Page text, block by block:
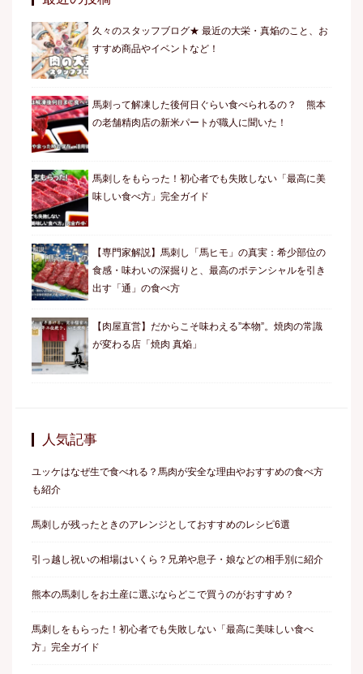
久々のスタッフブログ★ 最近の大栄・真焔のこと、お
すすめ商品やイベントなど！
馬刺って解凍した後何日ぐらい食べられるの？ 熊本
の老舗精肉店の新米パートが職人に聞いた！
馬刺しをもらった！初心者でも失敗しない「最高に美
味しい食べ方」完全ガイド
【専門家解説】馬刺し「馬ヒモ」の真実：希少部位の
食感・味わいの深掘りと、最高のポテンシャルを引き
出す「通」の食べ方
【肉屋直営】だからこそ味わえる”本物”。焼肉の常識
が変わる店「焼肉 真焔」
人気記事
ユッケはなぜ生で食べれる？馬肉が安全な理由やおすすめの食べ方
も紹介
馬刺しが残ったときのアレンジとしておすすめのレシピ6選
引っ越し祝いの相場はいくら？兄弟や息子・娘などの相手別に紹介
熊本の馬刺しをお土産に選ぶならどこで買うのがおすすめ？
馬刺しをもらった！初心者でも失敗しない「最高に美味しい食べ
方」完全ガイド